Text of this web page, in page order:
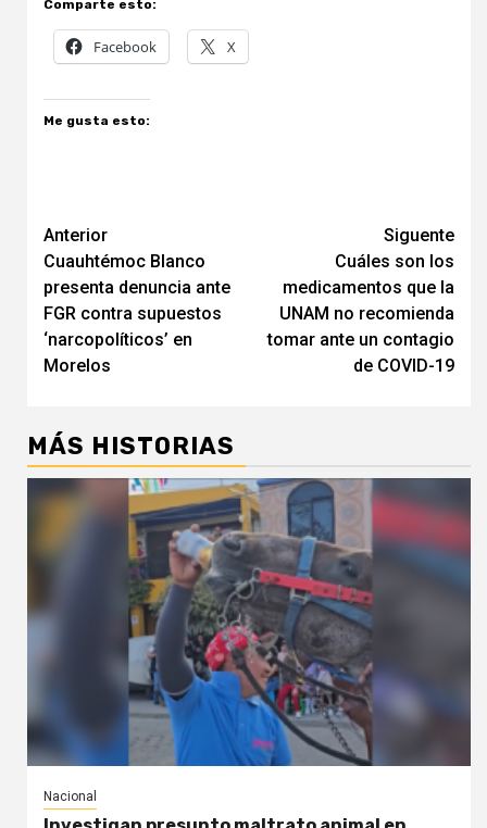
Comparte esto:
Facebook X
Me gusta esto:
Navegación
de
entradas
Anterior
Cuauhtémoc Blanco
presenta denuncia ante
FGR contra supuestos
‘narcopolíticos’ en
Morelos
Siguente
Cuáles son los
medicamentos que la
UNAM no recomienda
tomar ante un contagio
de COVID-19
MÁS HISTORIAS
Nacional